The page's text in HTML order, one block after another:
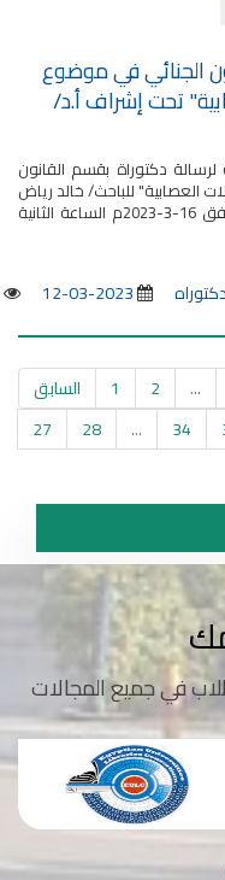
الجنائي في موضوع
تحت إشراف أ.د/
دكتوراة بقسم القانون
العصابية" للباحث/ خالد رياض
عبد الخالق جاد الله وذلك يوم الخميس الموافق 16-3-2023م الساعة الثانية
2023-03-12
السابق 1 2 ...
27
28 ... 34
في جميع المجالات